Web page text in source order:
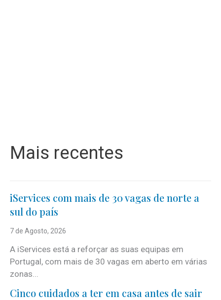
Mais recentes
iServices com mais de 30 vagas de norte a
sul do país
7 de Agosto, 2026
A iServices está a reforçar as suas equipas em
Portugal, com mais de 30 vagas em aberto em várias
zonas...
Cinco cuidados a ter em casa antes de sair